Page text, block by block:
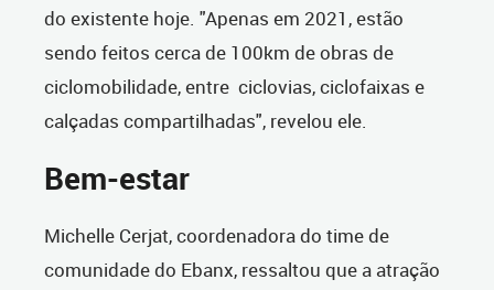
do existente hoje. "Apenas em 2021, estão
sendo feitos cerca de 100km de obras de
ciclomobilidade, entre ciclovias, ciclofaixas e
calçadas compartilhadas", revelou ele.
Bem-estar
Michelle Cerjat, coordenadora do time de
comunidade do Ebanx, ressaltou que a atração